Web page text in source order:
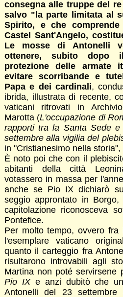
consegna alle truppe del
salvo "la parte limitata al
Spirito, e che
Castel Sant'Angelo,
Le mosse di Antonelli
ottenere, subito dopo
protezione delle armate
evitare scorribande e
Papa e dei cardinali,
ibrida, illustrata di recente,
vaticani ritrovati in
Marotta (L'occupazione di
rapporti tra la Santa Sede
settembre alla vigilia del
in "Cristianesimo nella
È noto poi che con il
abitanti della città
votassero in massa per
anche se Pio IX dichiarò
seggio approntato in
capitolazione riconosceva
Pontefice.
Per molto tempo, ovvero
l'esemplare vaticano
quanto il carteggio fra
risultarono introvabili agli
Martina non poté servirsene
Pio IXe anzi dubitò che
Antonelli del 23